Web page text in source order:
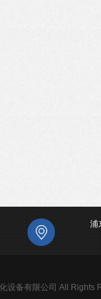
浦
设备有限公司 All Rights